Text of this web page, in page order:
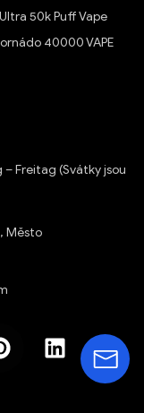
50k Puff Vape
40000 VAPE
– Freitag (Svátky jsou
Město